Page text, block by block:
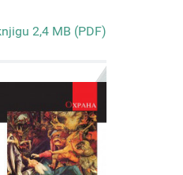
2,4 MB (PDF)